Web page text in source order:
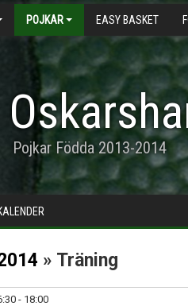
POJKAR EASY BASKET
Pojkar Födda 2013-2014
» Träning
- 18:00